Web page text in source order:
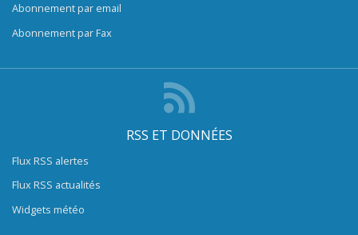
Abonnement par email
Abonnement par Fax
RSS ET DONNÉES
Flux RSS alertes
Flux RSS actualités
Widgets météo